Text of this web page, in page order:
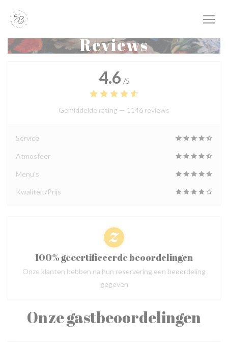
Reviews
Onze gastbeoordelingen
4.6 /5
Gemiddelde rating — 1146 reviews
Service
Atmosfeer
Menu's
Kwaliteit/Prijs
100% gecertificeerde beoordelingen
Onze klanten hebben na hun reservering een beoordeling
gegeven